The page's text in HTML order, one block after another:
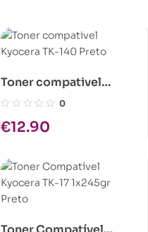
Toner compativel
Kyocera TK-140 Preto
0
€12.90